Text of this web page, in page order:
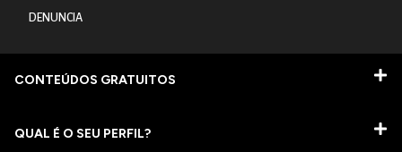
DENUNCIA
CONTEÚDOS GRATUITOS
QUAL É O SEU PERFIL?